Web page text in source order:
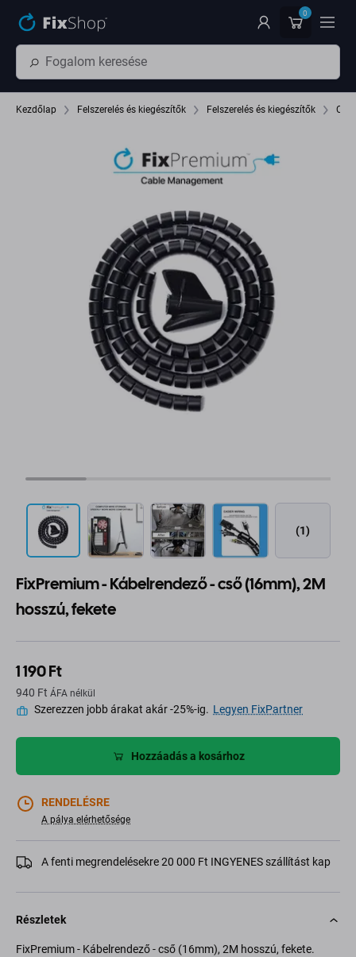
0
Kezdőlap Felszerelés és kiegészítők Felszerelés és kiegészítők
(1)
FixPremium - Kábelrendező - cső (16mm), 2M
hosszú, fekete
1 190 Ft
940 Ft ÁFA nélkül
Szerezzen jobb árakat akár -25%-ig. Legyen FixPartner
Hozzáadás a kosárhoz
RENDELÉSRE
A pálya elérhetősége
A fenti megrendelésekre 20 000 Ft INGYENES szállítást kap
Részletek
FixPremium - Kábelrendező - cső (16mm), 2M hosszú, fekete.